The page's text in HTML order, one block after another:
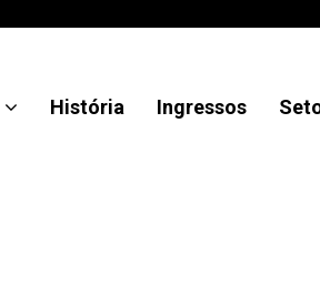
História Ingressos